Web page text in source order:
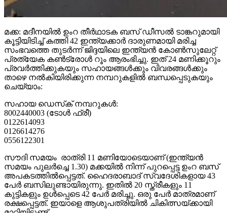
മക്ക: മദീനയില്‍ ഉംറ തീര്‍ഥാടക ബസ് ഡീസല്‍ ടാങ്കറുമായി
കൂട്ടിയിടിച്ച് കത്തി 42 ഇന്ത്യക്കാര്‍ ദാരുണമായി മരിച്ച
സംഭവത്തെ തുടര്‍ന്ന് ജിദ്ദയിലെ ഇന്ത്യന്‍ കോണ്‍സുലേറ്റ്
പ്രത്യേക കണ്‍ട്രോള്‍ റൂം ആരംഭിച്ചു. ഇത് 24 മണിക്കൂറും
പ്രവര്‍ത്തിക്കുകയും സഹായങ്ങള്‍ക്കും വിവരങ്ങള്‍ക്കും
താഴെ നല്‍കിയിരിക്കുന്ന നമ്പറുകളില്‍ ബന്ധപ്പെടുകയും
ചെയ്യാം:
സഹായ ഡെസ്‌ക് നമ്പറുകള്‍:
8002440003 (ടോള്‍ ഫ്രീ)
0122614093
0126614276
0556122301
സൗദി സമയം രാത്രി 11 മണിയോടെയാണ് (ഇന്ത്യന്‍
സമയം പുലര്‍ച്ചെ 1.30) മക്കയില്‍ നിന്ന് പുറപ്പെട്ട ഉംറ ബസ്
അപകടത്തില്‍പ്പെട്ടത്. ഹൈദരാബാദ് സ്വദേശികളായ 43
പേര്‍ ബസിലുണ്ടായിരുന്നു. ഇതില്‍ 20 സ്ത്രീകളും 11
കുട്ടികളും ഉള്‍പ്പെടെ 42 പേര്‍ മരിച്ചു. ഒരു പേര്‍ മാത്രമാണ്
രക്ഷപ്പെട്ടത്. ഇയാളെ ആശുപത്രിയില്‍ ചികിത്സയ്ക്കായി